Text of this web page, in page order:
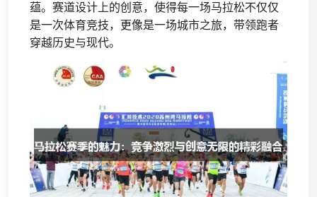
蕴。赛道设计上的创意，使得每一场马拉松不仅仅
是一次体育竞技，更像是一场城市之旅，带领跑者
穿越历史与现代。